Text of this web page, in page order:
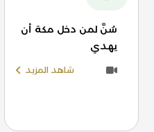
سُنَّ لمن دخل مكة أن
يهدي
شاهد المزيد